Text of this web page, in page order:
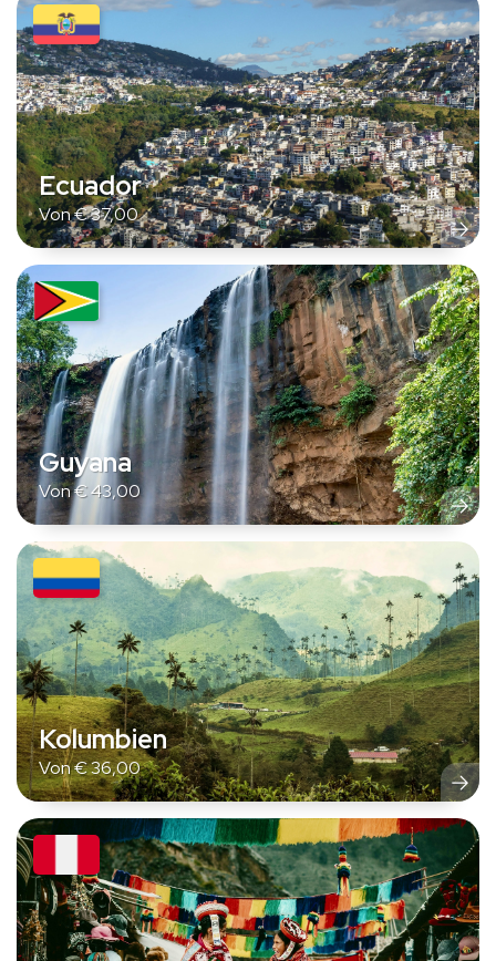
Ecuador
Von€37,00
Guyana
Von€43,00
Kolumbien
Von€36,00